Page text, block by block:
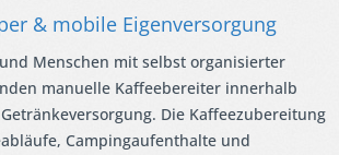
& mobile Eigenversorgung
Menschen mit selbst organisierter
manuelle Kaffeebereiter innerhalb
Die Kaffeezubereitung
Campingaufenthalte und